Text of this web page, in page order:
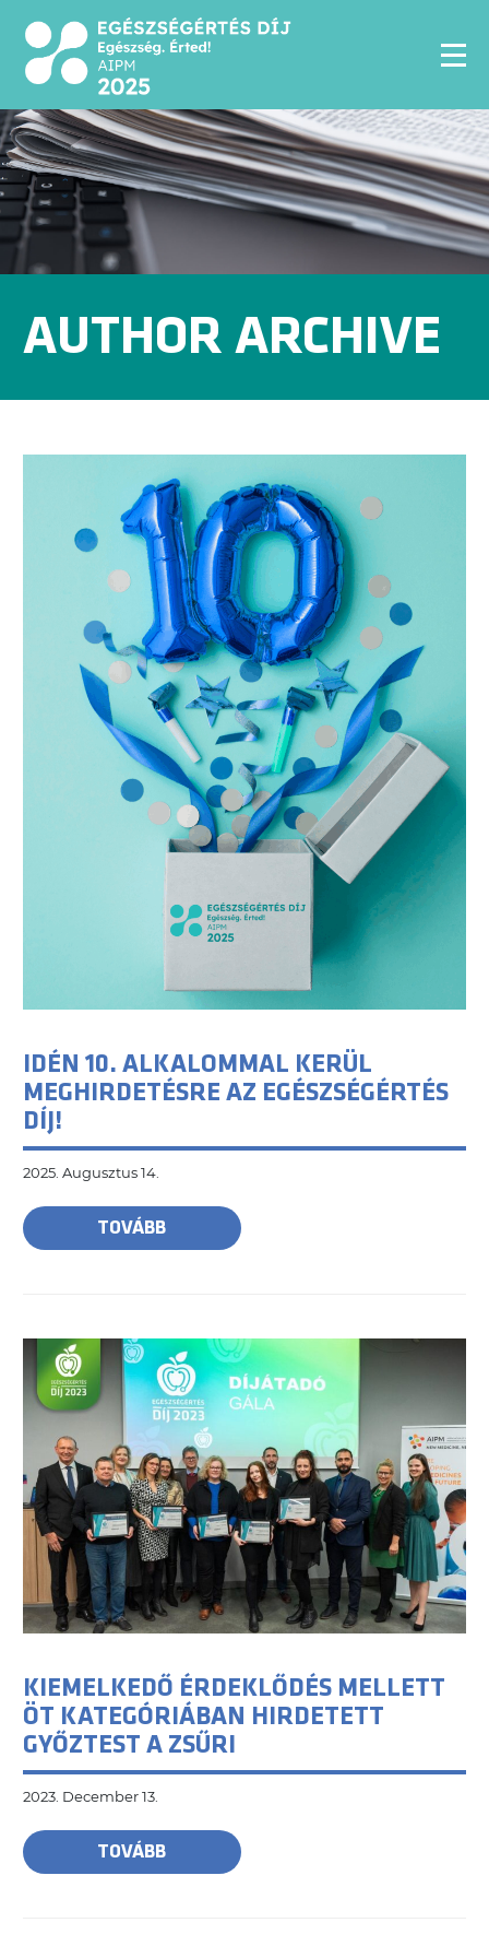
AUTHOR ARCHIVE
IDÉN 10. ALKALOMMAL KERÜL
MEGHIRDETÉSRE AZ EGÉSZSÉGÉRTÉS
DÍJ!
2025. Augusztus 14.
TOVÁBB
KIEMELKEDŐ ÉRDEKLŐDÉS MELLETT
ÖT KATEGÓRIÁBAN HIRDETETT
GYŐZTEST A ZSŰRI
2023. December 13.
TOVÁBB